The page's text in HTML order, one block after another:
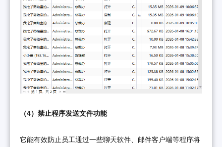
（4）禁止程序发送文件功能
它能有效防止员工通过一些聊天软件、邮件客户端等程序将